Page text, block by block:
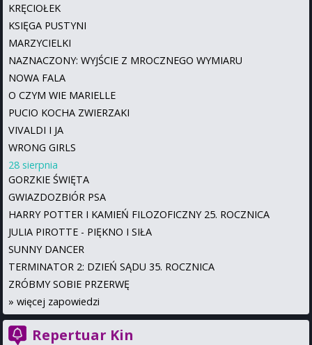
KRĘCIOŁEK
KSIĘGA PUSTYNI
MARZYCIELKI
NAZNACZONY: WYJŚCIE Z MROCZNEGO WYMIARU
NOWA FALA
O CZYM WIE MARIELLE
PUCIO KOCHA ZWIERZAKI
VIVALDI I JA
WRONG GIRLS
28 sierpnia
GORZKIE ŚWIĘTA
GWIAZDOZBIÓR PSA
HARRY POTTER I KAMIEŃ FILOZOFICZNY 25. ROCZNICA
JULIA PIROTTE - PIĘKNO I SIŁA
SUNNY DANCER
TERMINATOR 2: DZIEŃ SĄDU 35. ROCZNICA
ZRÓBMY SOBIE PRZERWĘ
» więcej zapowiedzi
Repertuar Kin